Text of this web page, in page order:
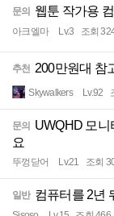
문의 웹툰 작가용
아크엘마 Lv.3 조회
추천 200만원대 참
Skywalkers Lv.92
문의
UWQHD 모니
요
뚜껑닫어 Lv.21 조회
일반 컴퓨터를 2년